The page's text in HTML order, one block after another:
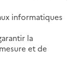
informatiques
la
et de